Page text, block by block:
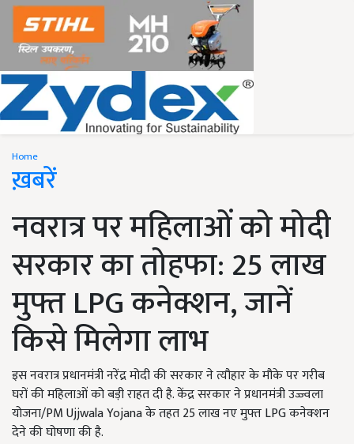
Home
ख़बरें
नवरात्र पर महिलाओं को मोदी
सरकार का तोहफा: 25 लाख
मुफ्त LPG कनेक्शन, जानें
किसे मिलेगा लाभ
इस नवरात्र प्रधानमंत्री नरेंद्र मोदी की सरकार ने त्यौहार के मौके पर गरीब
घरों की महिलाओं को बड़ी राहत दी है. केंद्र सरकार ने प्रधानमंत्री उज्ज्वला
योजना/PM Ujjwala Yojana के तहत 25 लाख नए मुफ्त LPG कनेक्शन
देने की घोषणा की है.